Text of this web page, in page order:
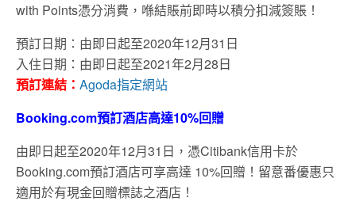
with Points憑分消費，喺結賬前即時以積分扣減簽賬！
預訂日期：由即日起至2020年12月31日
入住日期：由即日起至2021年2月28日
預訂連結： Agoda指定網站
Booking.com預訂酒店高達10%回贈
由即日起至2020年12月31日，憑Citibank信用卡於
Booking.com預訂酒店可享高達 10%回贈！留意番優惠只
適用於有現金回贈標誌之酒店！